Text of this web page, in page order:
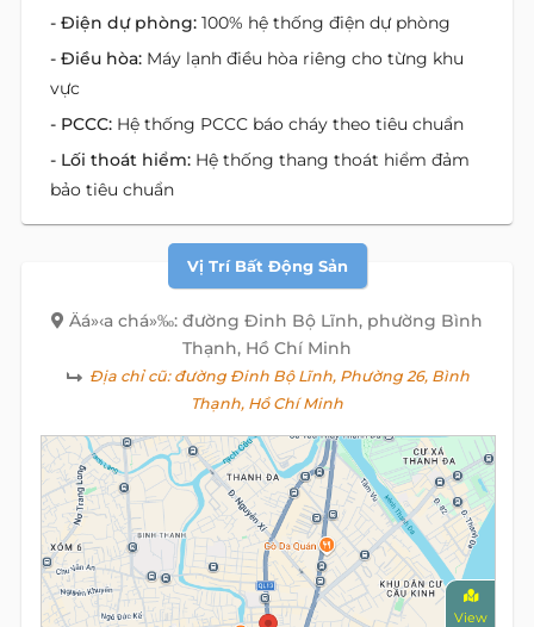
- Điện dự phòng: 100% hệ thống điện dự phòng
- Điều hòa: Máy lạnh điều hòa riêng cho từng khu
vực
- PCCC: Hệ thống PCCC báo cháy theo tiêu chuẩn
- Lối thoát hiểm: Hệ thống thang thoát hiểm đảm
bảo tiêu chuẩn
Vị Trí Bất Động Sản
Äá»‹a chá»‰: đường Đinh Bộ Lĩnh, phường Bình
Thạnh, Hồ Chí Minh
Địa chỉ cũ:đường Đinh Bộ Lĩnh, Phường 26, Bình
Thạnh, Hồ Chí Minh
View